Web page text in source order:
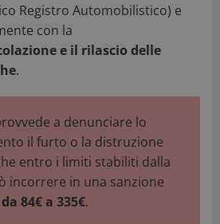
Registro Automobilistico) e
con la
e il rilascio delle
.
a denunciare lo
il furto o la distruzione
entro i limiti stabiliti dalla
incorrere in una sanzione
da 84€ a 335€.